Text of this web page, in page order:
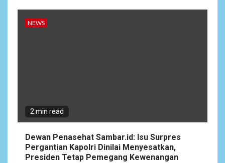
NEWS
2 min read
Dewan Penasehat Sambar.id: Isu Surpres
Pergantian Kapolri Dinilai Menyesatkan,
Presiden Tetap Pemegang Kewenangan